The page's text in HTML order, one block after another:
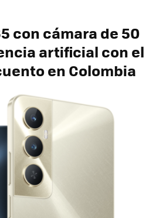
con cámara de 50
artificial con el
en Colombia